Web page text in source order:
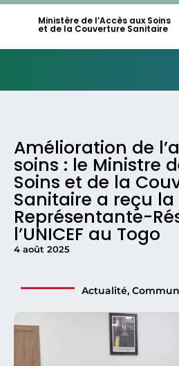
Ministère de l’Accès aux Soins
et de la Couverture Sanitaire
Amélioration de
soins : le Ministre
Soins et de la
Sanitaire a reçu la
Représentante-
l’UNICEF au Togo
4 août 2025
Actualité,